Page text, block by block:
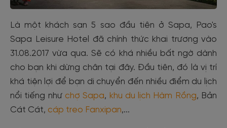
Là một khách sạn 5 sao đầu tiên ở Sapa, Pao's
Sapa Leisure Hotel đã chính thức khai trương vào
31.08.2017 vừa qua. Sẽ có khá nhiều bất ngờ dành
cho bạn khi dừng chân tại đây. Đầu tiên, đó là vị trí
khá tiện lợi để bạn di chuyển đến nhiều điểm du lịch
nổi tiếng như chợ Sapa, khu du lịch Hàm Rồng, Bản
Cát Cát, cáp treo Fanxipan,...